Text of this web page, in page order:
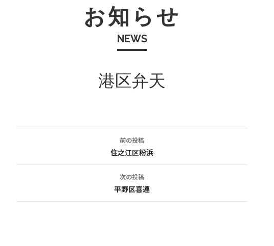
お知らせ
NEWS
港区弁天
前の投稿
住之江区粉浜
次の投稿
平野区喜連